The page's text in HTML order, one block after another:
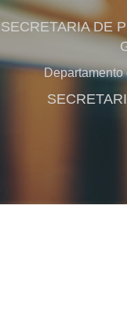
SECRETARIA DE
Departamento